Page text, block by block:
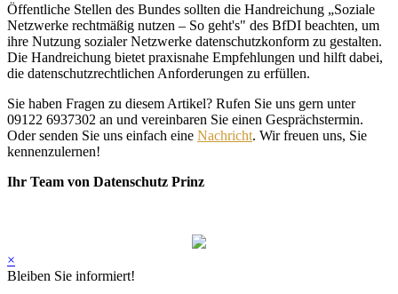
Öffentliche Stellen des Bundes sollten die Handreichung „Soziale
Netzwerke rechtmäßig nutzen – So geht's" des BfDI beachten, um
ihre Nutzung sozialer Netzwerke datenschutzkonform zu gestalten.
Die Handreichung bietet praxisnahe Empfehlungen und hilft dabei,
die datenschutzrechtlichen Anforderungen zu erfüllen.
Sie haben Fragen zu diesem Artikel? Rufen Sie uns gern unter
09122 6937302 an und vereinbaren Sie einen Gesprächstermin.
Oder senden Sie uns einfach eine Nachricht. Wir freuen uns, Sie
kennenzulernen!
Ihr Team von Datenschutz Prinz
×
Bleiben Sie informiert!